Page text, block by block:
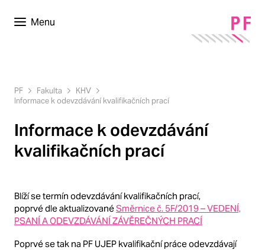
Menu
PF Fakulta
KHV
Informace k odevzdávání kvalifikačních prací
Informace k odevzdávání
kvalifikačních prací
Blíží se termín odevzdávání kvalifikačních prací,
poprvé dle aktualizovanéSměrnice č. 5F/2019 – VEDENÍ,
PSANÍ A ODEVZDÁVÁNÍ ZÁVĚREČNÝCH PRACÍ
Poprvé se tak na PF UJEP kvalifikační práce odevzdávají